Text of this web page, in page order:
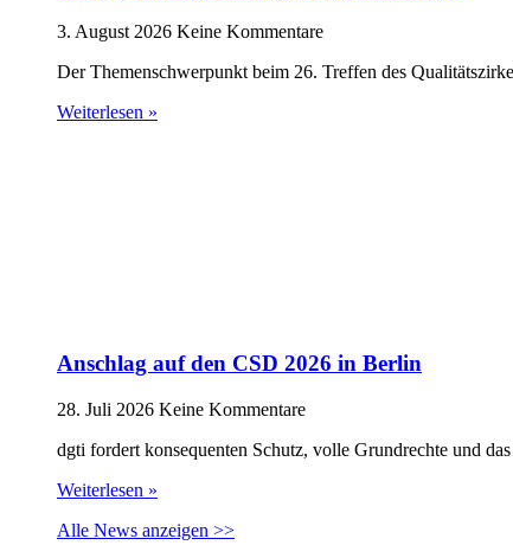
3. August 2026 Keine Kommentare
Der Themenschwerpunkt beim 26. Treffen des
Weiterlesen »
Anschlag auf den CSD 2026 in Berlin
28. Juli 2026 Keine Kommentare
dgti fordert konsequenten Schutz, volle Grundrechte und
Weiterlesen »
Alle News anzeigen >>